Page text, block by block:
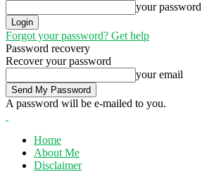
your password
Forgot your password? Get help
Password recovery
Recover your password
your email
A password will be e-mailed to you.
Home
About Me
Disclaimer